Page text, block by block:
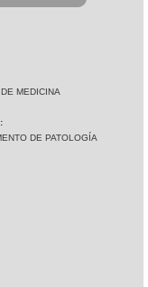
MEDICINA
DE PATOLOGÍA